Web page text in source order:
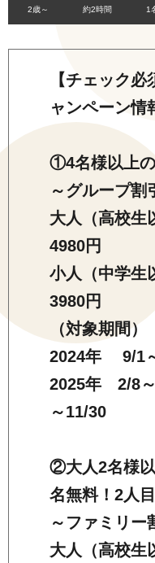
2歳～ 約2時間 1
【チェック
ャンペーン情
①4名様以上の
～グループ割
大人（高校
4980円
小人（中学
3980円
（対象期間）
2024年 9/1
2025年 2/8
～11/30
②大人2名様
名無料！2人
～ファミリー
大人（高校